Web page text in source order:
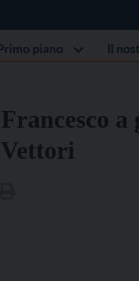
piano Il
a